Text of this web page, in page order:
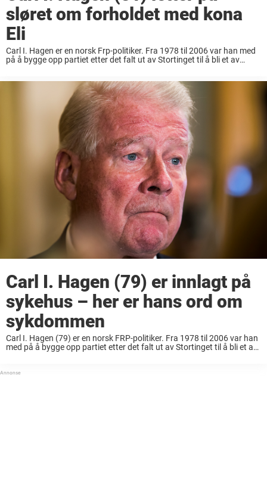
sløret om forholdet med kona
Eli
Carl I. Hagen er en norsk Frp-politiker. Fra 1978 til 2006 var han med
på å bygge opp partiet etter det falt ut av Stortinget til å bli et av
Carl I. Hagen (79) er innlagt på
sykehus – her er hans ord om
sykdommen
Carl I. Hagen (79) er en norsk FRP-politiker. Fra 1978 til 2006 var han
med på å bygge opp partiet etter det falt ut av Stortinget til å bli et av